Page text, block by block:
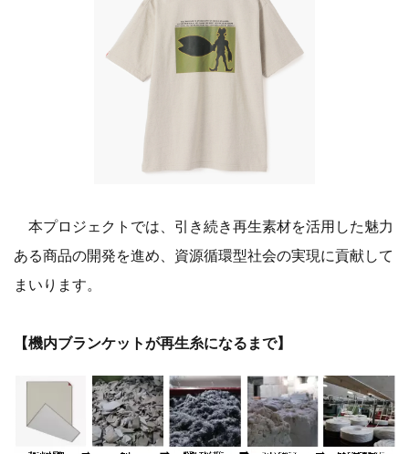
本プロジェクトでは、引き続き再生素材を活用した魅力
ある商品の開発を進め、資源循環型社会の実現に貢献して
まいります。
【機内ブランケットが再生糸になるまで】